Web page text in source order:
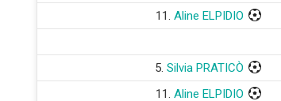
11. Aline ELPIDIO
5.Silvia PRATICÒ
11. Aline ELPIDIO